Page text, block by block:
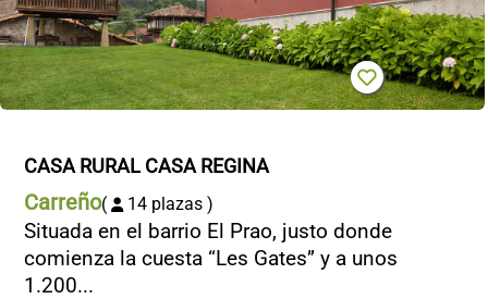
CASA RURAL CASA REGINA
Carreño( 14 plazas )
Situada en el barrio El Prao, justo donde
comienza la cuesta “Les Gates” y a unos
1.200...